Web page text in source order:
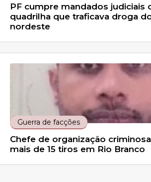
PF cumpre mandados judiciais
quadrilha que traficava droga
nordeste
Guerra de facções
Chefe de organização
mais de 15 tiros em Rio Branco